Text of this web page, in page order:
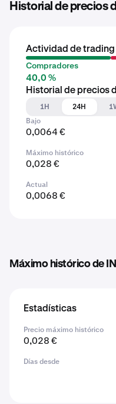
Historial de precios
Actividad de trading
Compradores
40,0 %
Historial de precios
1H
24H
Bajo
0,0064 €
Máximo histórico
0,028 €
Actual
0,0068 €
Máximo histórico de
Estadísticas
Precio máximo histórico
0,028 €
Días desde